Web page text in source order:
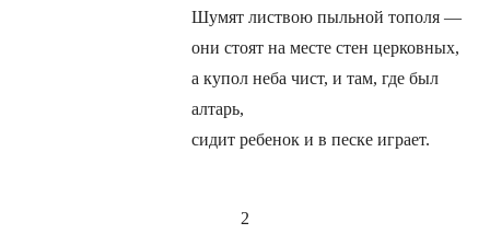
Шумят листвою пыльной тополя —
они стоят на месте стен церковных,
а купол неба чист, и там, где был
алтарь,
сидит ребенок и в песке играет.
2